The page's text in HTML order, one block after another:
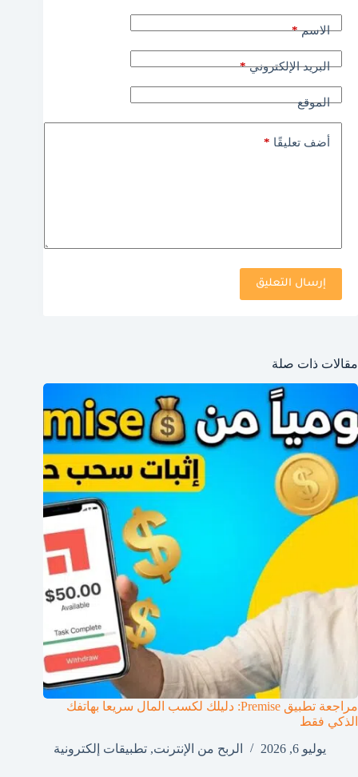
الاسم*
البريد الإلكتروني*
الموقع
أضف تعليقًا *
إرسال التعليق
مقالات ذات صلة
مراجعة تطبيق Premise: دليلك لكسب المال سريعا بهاتفك
الذكي فقط
يوليو 6, 2026
الربح من الإنترنت, تطبيقات إلكترونية